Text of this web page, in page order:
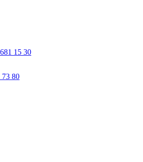
15 30
73 80